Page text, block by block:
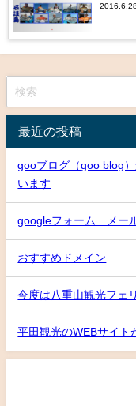
2016.6.28
最近の投稿
gooブログ（goo blog
います
googleフォーム メー
おすすめドメイン
今度は八重山観光フェ
平田観光のWEBサイト